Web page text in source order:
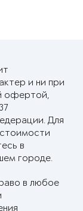
и ни при
офертой,
Для
в
городе.
в любое